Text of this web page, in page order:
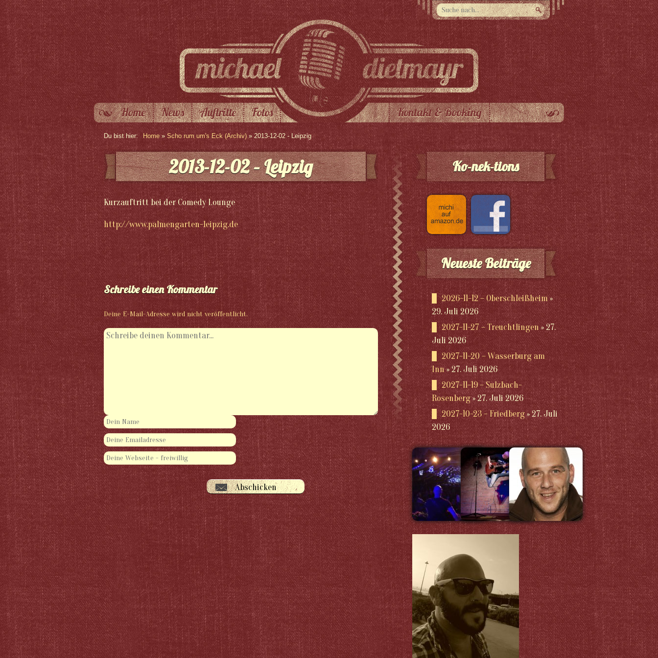
Home News Auftritte Fotos Kontakt & Booking
Du bist hier: Home» Scho rum um's Eck (Archiv)» 2013-12-02 - Leipzig
2013-12-02 – Leipzig
Kurzauftritt bei der Comedy Lounge
http://www.palmengarten-leipzig.de
Schreibe einen Kommentar
Deine E-Mail-Adresse wird nicht veröffentlicht.
Ko-nek-tions
Neueste Beiträge
2026-11-12 – Oberschleißheim
29. Juli 2026
2027-11-27 – Treuchtlingen
27.
Juli 2026
2027-11-20 – Wasserburg am
Inn
27. Juli 2026
2027-11-19 – Sulzbach-
Rosenberg
27. Juli 2026
2027-10-23 – Friedberg
27. Juli
2026